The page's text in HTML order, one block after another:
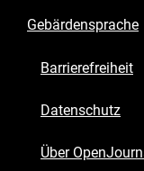
Gebärdensprache
Barrierefreiheit
Datenschutz
Über